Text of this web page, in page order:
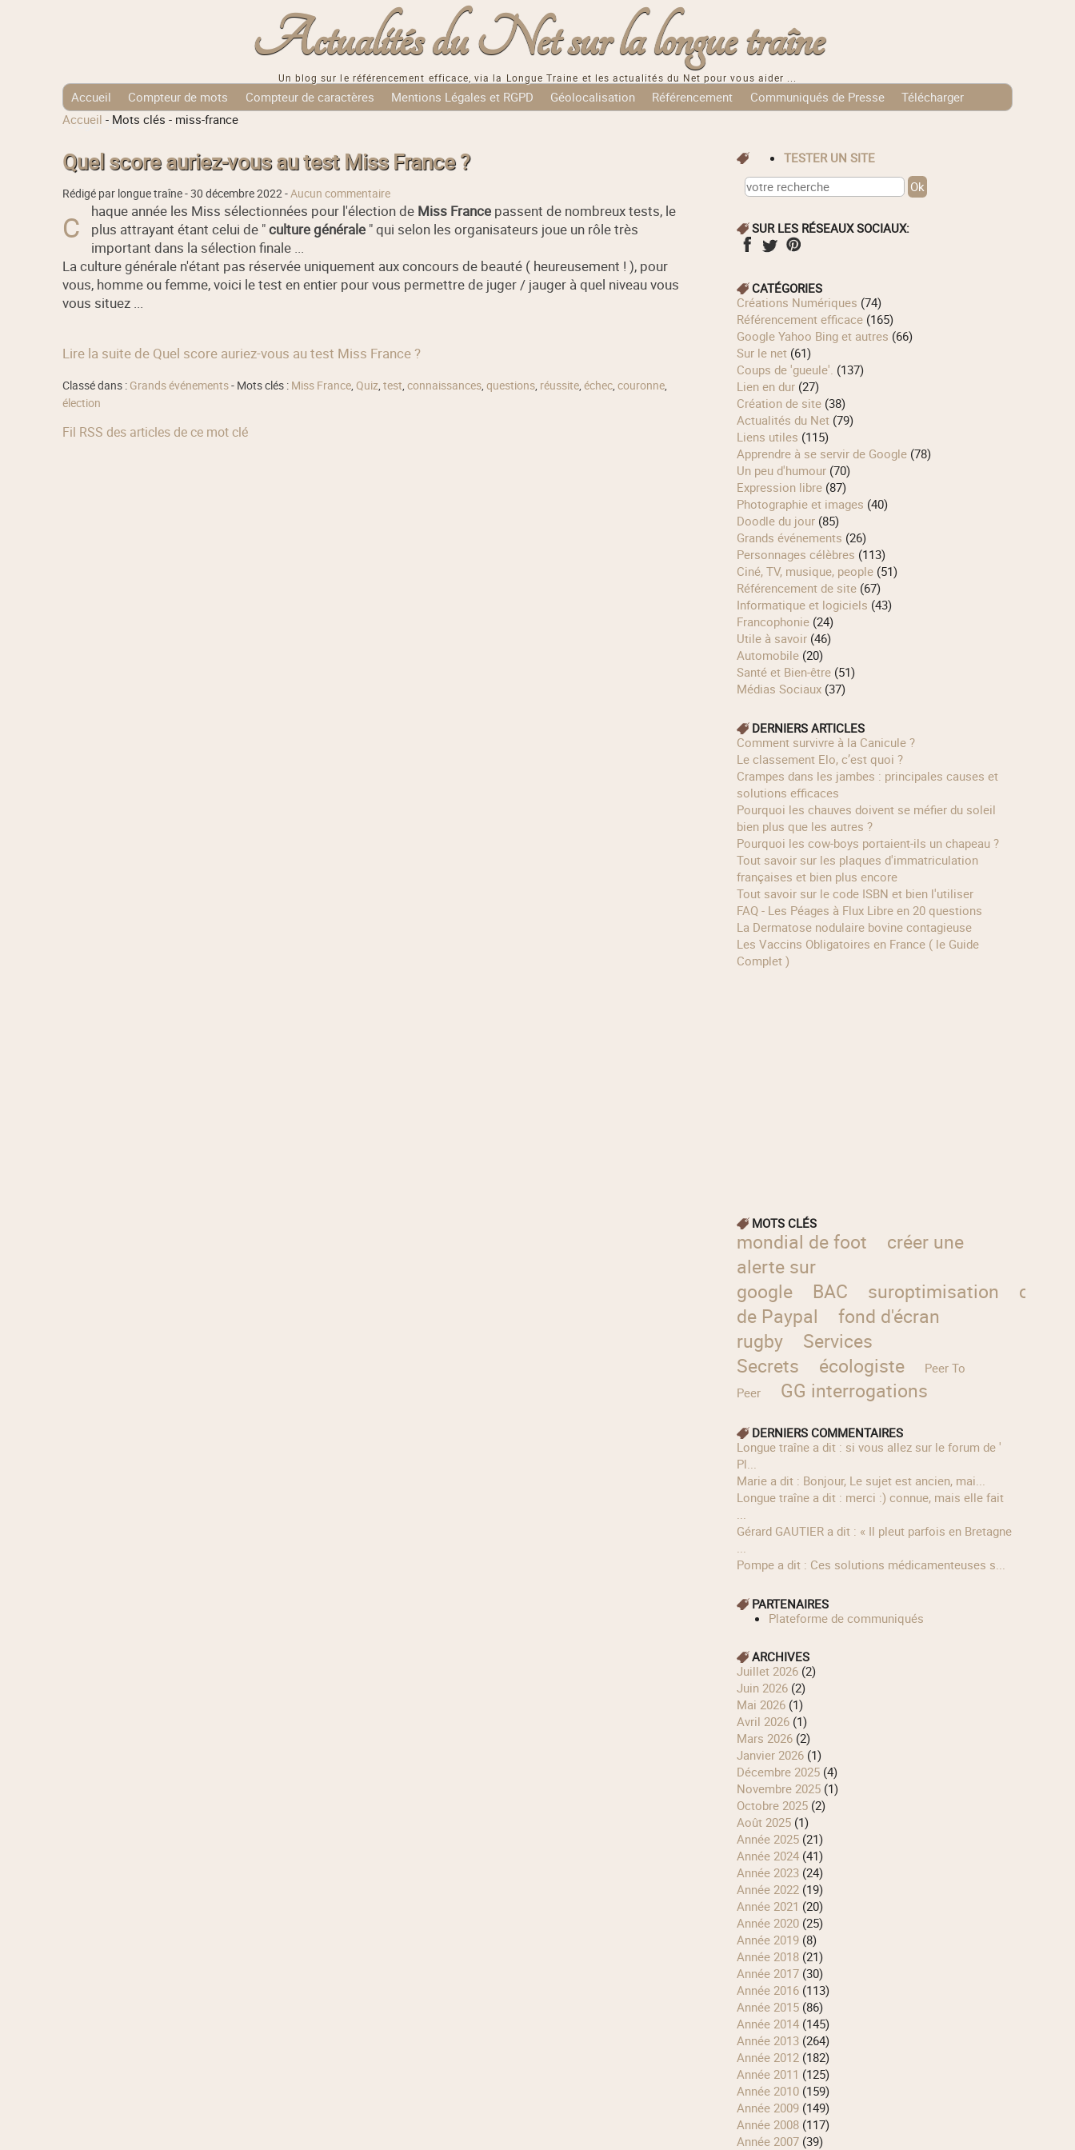
Actualités du Net sur la longue traîne
Un blog sur le référencement efficace, via la Longue Traine et les actualités du Net pour vous aider ...
Accueil Compteur de mots Compteur de caractères Mentions Légales et RGPD Géolocalisation Référencement Communiqués de Presse
Télécharger
Tags Cloud
Accueil - Mots clés - miss-france
Quel score auriez-vous au test Miss France ?
Rédigé par longue traîne -30 décembre 2022-Aucun commentaire
C haque année les Miss sélectionnées pour l'élection de Miss Francepassent de nombreux tests, le
plus attrayant étant celui de "culture générale" qui selon les organisateurs joue un rôle très
important dans la sélection finale ...
La culture générale n'étant pas réservée uniquement aux concours de beauté ( heureusement ! ), pour
vous, homme ou femme, voici le test en entier pour vous permettre de juger / jauger à quel niveau vous
vous situez ...
Lire la suite de Quel score auriez-vous au test Miss France ?
Classé dans : Grands événements- Mots clés : Miss France, Quiz, test, connaissances, questions, réussite, échec, couronne,
élection
Fil RSS des articles de ce mot clé
TESTER UN SITE
SUR LES RÉSEAUX SOCIAUX:
CATÉGORIES
Créations Numériques (74)
Référencement efficace(165)
Google Yahoo Bing et autres (66)
Sur le net(61)
Coups de 'gueule'. (137)
Lien en dur(27)
Création de site(38)
Actualités du Net(79)
Liens utiles (115)
Apprendre à se servir de Google(78)
Un peu d'humour(70)
Expression libre(87)
Photographie et images (40)
Doodle du jour(85)
Grands événements (26)
Personnages célèbres (113)
Ciné, TV, musique, people(51)
Référencement de site(67)
Informatique et logiciels (43)
Francophonie(24)
Utile à savoir(46)
Automobile(20)
Santé et Bien-être(51)
Médias Sociaux(37)
DERNIERS ARTICLES
Comment survivre à la Canicule ?
Le classement Elo, c’est quoi ?
Crampes dans les jambes : principales causes et
solutions efficaces
Pourquoi les chauves doivent se méfier du soleil
bien plus que les autres ?
Pourquoi les cow‑boys portaient‑ils un chapeau ?
Tout savoir sur les plaques d'immatriculation
françaises et bien plus encore
Tout savoir sur le code ISBN et bien l'utiliser
FAQ - Les Péages à Flux Libre en 20 questions
La Dermatose nodulaire bovine contagieuse
Les Vaccins Obligatoires en France ( le Guide
Complet )
MOTS CLÉS
mondial de foot
créer une
alerte sur
google
BAC suroptimisation
de Paypal
fond d'écran
rugby
Services
Secrets
écologiste
Peer To
Peer
GG interrogations
DERNIERS COMMENTAIRES
longue traîne a dit : si vous allez sur le forum de '
Pl...
Marie a dit : Bonjour, Le sujet est ancien, mai...
longue traîne a dit : merci :) connue, mais elle fait
...
Gérard GAUTIER a dit : « Il pleut parfois en Bretagne
...
Pompe a dit : Ces solutions médicamenteuses s...
PARTENAIRES
Plateforme de communiqués
ARCHIVES
juillet 2026(2)
juin 2026(2)
mai 2026(1)
avril 2026(1)
mars 2026(2)
janvier 2026(1)
décembre 2025(4)
novembre 2025(1)
octobre 2025(2)
août 2025(1)
année 2025(21)
année 2024(41)
année 2023(24)
année 2022(19)
année 2021 (20)
année 2020(25)
année 2019(8)
année 2018(21)
année 2017(30)
année 2016(113)
année 2015(86)
année 2014(145)
année 2013(264)
année 2012(182)
année 2011 (125)
année 2010(159)
année 2009(149)
année 2008(117)
année 2007(39)